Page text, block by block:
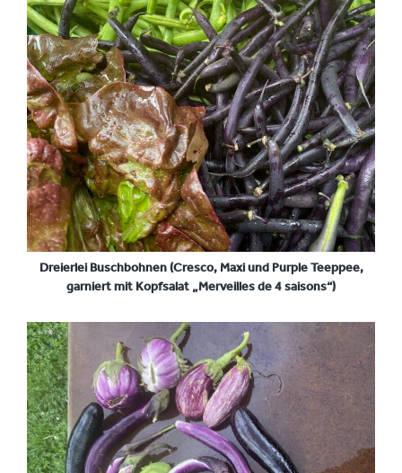
Dreierlei Buschbohnen (Cresco, Maxi und Purple Teeppee,
garniert mit Kopfsalat „Merveilles de 4 saisons“)